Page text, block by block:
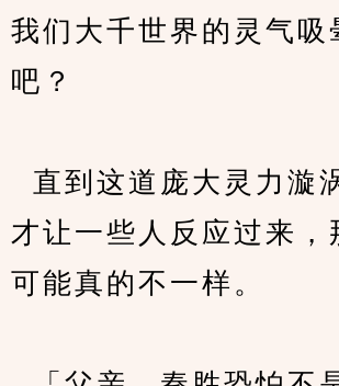
我们大千世界的灵气吸
吧？
才让一些人反应过来，
可能真的不一样。